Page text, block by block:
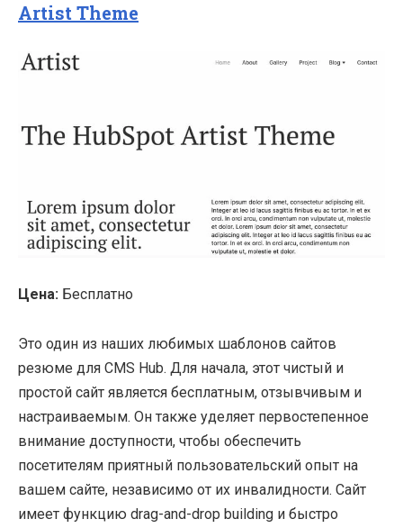
Artist Theme
Цена: Бесплатно
Это один из наших любимых шаблонов сайтов
резюме для CMS Hub. Для начала, этот чистый и
простой сайт является бесплатным, отзывчивым и
настраиваемым. Он также уделяет первостепенное
внимание доступности, чтобы обеспечить
посетителям приятный пользовательский опыт на
вашем сайте, независимо от их инвалидности. Сайт
имеет функцию drag-and-drop building и быстро